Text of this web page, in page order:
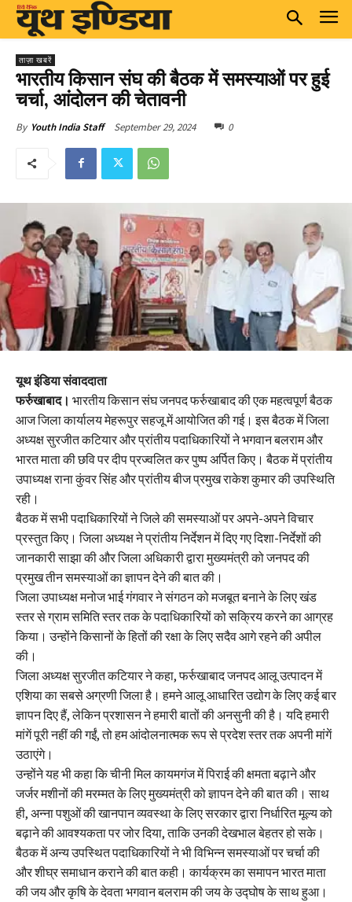
ताज़ा खबरें
भारतीय किसान संघ की बैठक में समस्याओं पर हुई
चर्चा, आंदोलन की चेतावनी
By Youth India Staff September 29, 2024 0
यूथ इंडिया संवाददाता
फर्रुखाबाद। भारतीय किसान संघ जनपद फर्रुखाबाद की एक महत्वपूर्ण बैठक
आज जिला कार्यालय मेहरूपुर सहजू में आयोजित की गई। इस बैठक में जिला
अध्यक्ष सुरजीत कटियार और प्रांतीय पदाधिकारियों ने भगवान बलराम और
भारत माता की छवि पर दीप प्रज्वलित कर पुष्प अर्पित किए। बैठक में प्रांतीय
उपाध्यक्ष राना कुंवर सिंह और प्रांतीय बीज प्रमुख राकेश कुमार की उपस्थिति
रही।
बैठक में सभी पदाधिकारियों ने जिले की समस्याओं पर अपने-अपने विचार
प्रस्तुत किए। जिला अध्यक्ष ने प्रांतीय निर्देशन में दिए गए दिशा-निर्देशों की
जानकारी साझा की और जिला अधिकारी द्वारा मुख्यमंत्री को जनपद की
प्रमुख तीन समस्याओं का ज्ञापन देने की बात की।
जिला उपाध्यक्ष मनोज भाई गंगवार ने संगठन को मजबूत बनाने के लिए खंड
स्तर से ग्राम समिति स्तर तक के पदाधिकारियों को सक्रिय करने का आग्रह
किया। उन्होंने किसानों के हितों की रक्षा के लिए सदैव आगे रहने की अपील
की।
जिला अध्यक्ष सुरजीत कटियार ने कहा, फर्रुखाबाद जनपद आलू उत्पादन में
एशिया का सबसे अग्रणी जिला है। हमने आलू आधारित उद्योग के लिए कई बार
ज्ञापन दिए हैं, लेकिन प्रशासन ने हमारी बातों की अनसुनी की है। यदि हमारी
मांगें पूरी नहीं की गईं, तो हम आंदोलनात्मक रूप से प्रदेश स्तर तक अपनी मांगें
उठाएंगे।
उन्होंने यह भी कहा कि चीनी मिल कायमगंज में पिराई की क्षमता बढ़ाने और
जर्जर मशीनों की मरम्मत के लिए मुख्यमंत्री को ज्ञापन देने की बात की। साथ
ही, अन्ना पशुओं की खानपान व्यवस्था के लिए सरकार द्वारा निर्धारित मूल्य को
बढ़ाने की आवश्यकता पर जोर दिया, ताकि उनकी देखभाल बेहतर हो सके।
बैठक में अन्य उपस्थित पदाधिकारियों ने भी विभिन्न समस्याओं पर चर्चा की
और शीघ्र समाधान कराने की बात कही। कार्यक्रम का समापन भारत माता
की जय और कृषि के देवता भगवान बलराम की जय के उद्घोष के साथ हुआ।